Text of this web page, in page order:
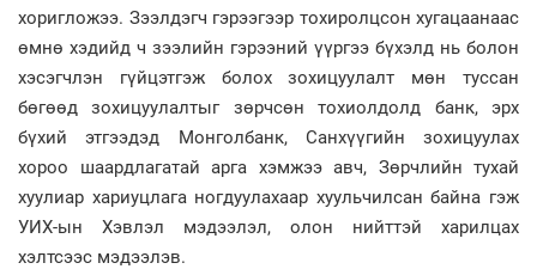
хоригложээ. Зээлдэгч гэрээгээр тохиролцсон хугацаанаас
өмнө хэдийд ч зээлийн гэрээний үүргээ бүхэлд нь болон
хэсэгчлэн гүйцэтгэж болох зохицуулалт мөн туссан
бөгөөд зохицуулалтыг зөрчсөн тохиолдолд банк, эрх
бүхий этгээдэд Монголбанк, Санхүүгийн зохицуулах
хороо шаардлагатай арга хэмжээ авч, Зөрчлийн тухай
хуулиар хариуцлага ногдуулахаар хуульчилсан байна гэж
УИХ-ын Хэвлэл мэдээлэл, олон нийттэй харилцах
хэлтсээс мэдээлэв.